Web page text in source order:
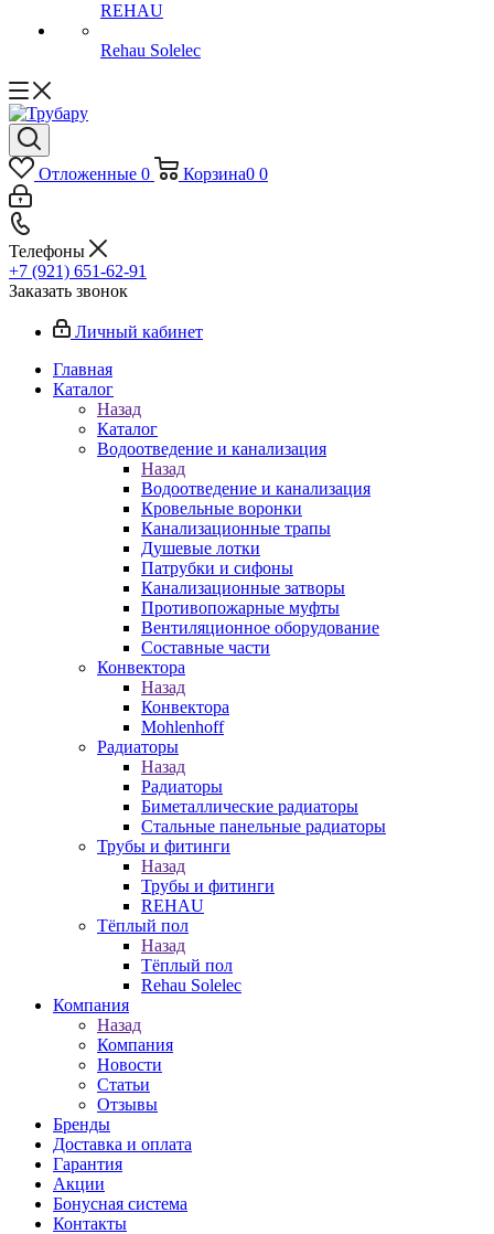
REHAU
Rehau Solelec
Отложенные 0 Корзина0 0
Телефоны
+7 (921) 651-62-91
Заказать звонок
Личный кабинет
Главная
Каталог
Назад
Каталог
Водоотведение и канализация
Назад
Водоотведение и канализация
Кровельные воронки
Канализационные трапы
Душевые лотки
Патрубки и сифоны
Канализационные затворы
Противопожарные муфты
Вентиляционное оборудование
Составные части
Конвектора
Назад
Конвектора
Mohlenhoff
Радиаторы
Назад
Радиаторы
Биметаллические радиаторы
Стальные панельные радиаторы
Трубы и фитинги
Назад
Трубы и фитинги
REHAU
Тёплый пол
Назад
Тёплый пол
Rehau Solelec
Компания
Назад
Компания
Новости
Статьи
Отзывы
Бренды
Доставка и оплата
Гарантия
Акции
Бонусная система
Контакты